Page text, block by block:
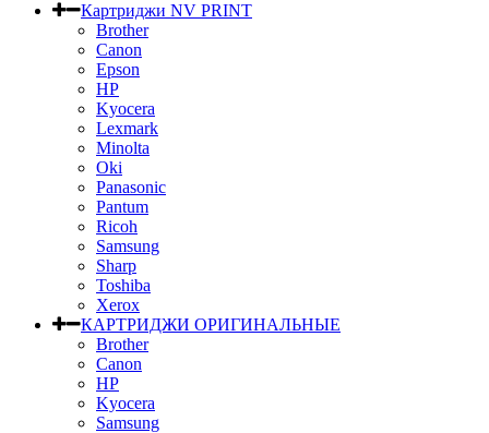
Картриджи NV PRINT
Brother
Canon
Epson
HP
Kyocera
Lexmark
Minolta
Oki
Panasonic
Pantum
Ricoh
Samsung
Sharp
Toshiba
Xerox
КАРТРИДЖИ ОРИГИНАЛЬНЫЕ
Brother
Canon
HP
Kyocera
Samsung